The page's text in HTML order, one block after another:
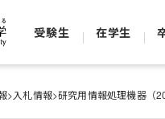
受験生 在学生
>入札情報>研究用情報処理機器（